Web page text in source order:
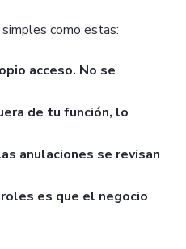
como estas:
acceso. No se
de tu función, lo
anulaciones se revisan
es que el negocio